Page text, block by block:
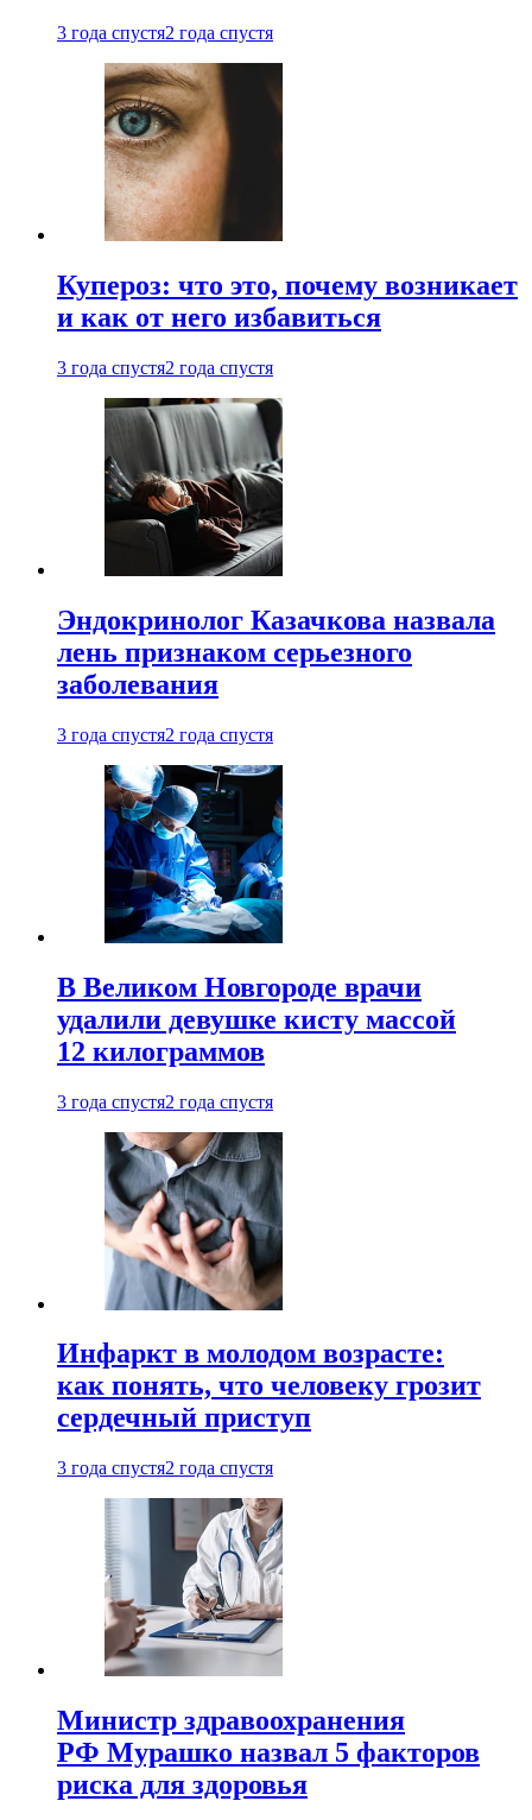
3 года спустя2 года спустя
Купероз: что это, почему возникает
и как от него избавиться
3 года спустя2 года спустя
Эндокринолог Казачкова назвала
лень признаком серьезного
заболевания
3 года спустя2 года спустя
В Великом Новгороде врачи
удалили девушке кисту массой
12 килограммов
3 года спустя2 года спустя
Инфаркт в молодом возрасте:
как понять, что человеку грозит
сердечный приступ
3 года спустя2 года спустя
Министр здравоохранения
РФ Мурашко назвал 5 факторов
риска для здоровья